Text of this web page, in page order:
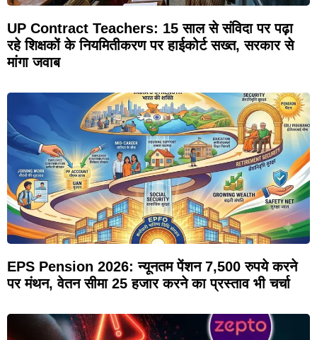
UP Contract Teachers: 15 साल से संविदा पर पढ़ा
रहे शिक्षकों के नियमितीकरण पर हाईकोर्ट सख्त, सरकार से
मांगा जवाब
EPS Pension 2026: न्यूनतम पेंशन 7,500 रुपये करने
पर मंथन, वेतन सीमा 25 हजार करने का प्रस्ताव भी चर्चा